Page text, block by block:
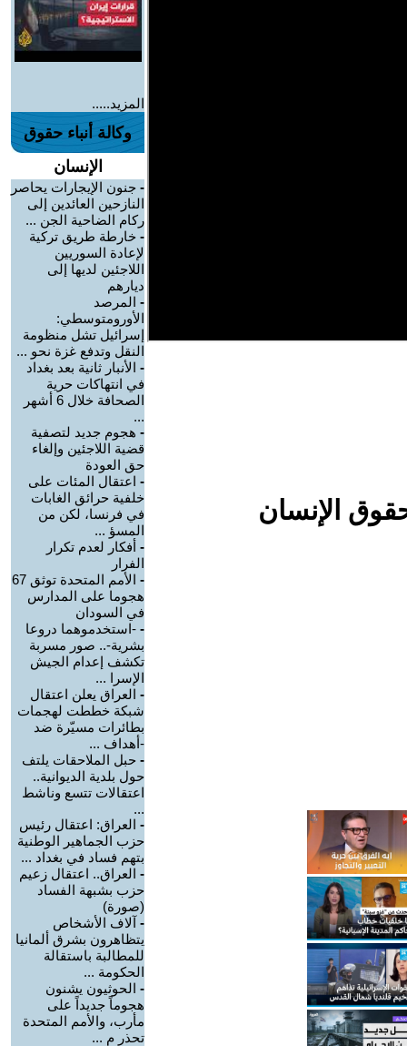
الإنسان
المزيد.....
وكالة أنباء حقوق
الإنسان
- جنون الإيجارات يحاصر
النازحين العائدين إلى
ركام الضاحية الجن ...
- خارطة طريق تركية
لإعادة السوريين
اللاجئين لديها إلى
ديارهم
- المرصد
الأورومتوسطي:
إسرائيل تشل منظومة
النقل وتدفع غزة نحو ...
- الأنبار ثانية بعد بغداد
في انتهاكات حرية
الصحافة خلال 6 أشهر
...
- هجوم جديد لتصفية
قضية اللاجئين وإلغاء
حق العودة
- اعتقال المئات على
خلفية حرائق الغابات
في فرنسا، لكن من
المسؤ ...
- أفكار لعدم تكرار
الفرار
-
الأمم المتحدة توثق 67
هجوما على المدارس
في السودان
- -استخدموهما دروعا
بشرية-.. صور مسربة
تكشف إعدام الجيش
الإسرا ...
- العراق يعلن اعتقال
شبكة خططت لهجمات
بطائرات مسيّرة ضد
-أهداف ...
- حبل الملاحقات يلتف
حول بلدية الديوانية..
اعتقالات تتسع وناشط
...
- العراق: اعتقال رئيس
حزب الجماهير الوطنية
بتهم فساد في بغداد ...
- العراق.. اعتقال زعيم
حزب بشبهة الفساد
(صورة)
- آلاف الأشخاص
يتظاهرون بشرق ألمانيا
للمطالبة باستقالة
الحكومة ...
- الحوثيون يشنون
هجوماً جديداً على
مأرب، والأمم المتحدة
تحذر م ...